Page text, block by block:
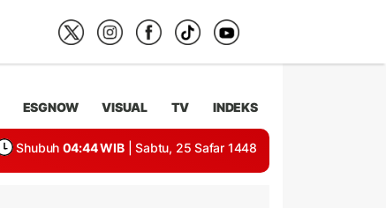
ESGNOW VISUAL TV INDEKS
Shubuh 04:44 WIB | Sabtu, 25 Safar 1448